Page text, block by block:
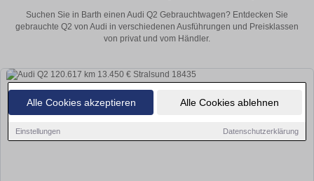
Alle Cookies akzeptieren Alle Cookies ablehnen
Einstellungen Datenschutzerklärung
Suchen Sie in Barth einen Audi Q2 Gebrauchtwagen? Entdecken Sie
gebrauchte Q2 von Audi in verschiedenen Ausführungen und Preisklassen
von privat und vom Händler.